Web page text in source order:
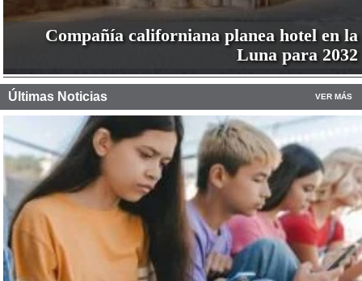
Compañía californiana planea hotel en la
Luna para 2032
Últimas Noticias VER MÁS